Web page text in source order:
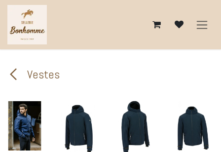
Se rendre au contenu
Vestes